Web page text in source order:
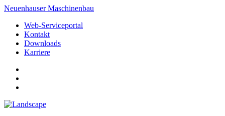
Neuenhauser Maschinenbau
Web-Serviceportal
Kontakt
Downloads
Karriere